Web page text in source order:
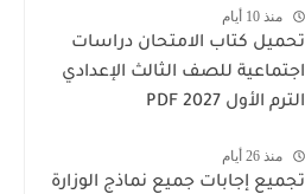
منذ 10 أيام
تحميل كتاب الامتحان دراسات
اجتماعية للصف الثالث الإعدادي
الترم الأول 2027 PDF
منذ 26 أيام
تجميع إجابات جميع نماذج الوزارة